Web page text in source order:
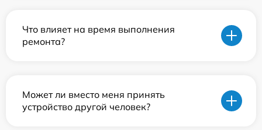
Что влияет на время выполнения
ремонта?
Может ли вместо меня принять
устройство другой человек?